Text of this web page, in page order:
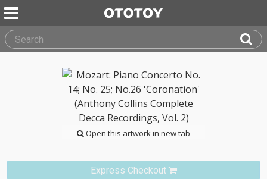
Open this artwork in new tab
Express Checkout